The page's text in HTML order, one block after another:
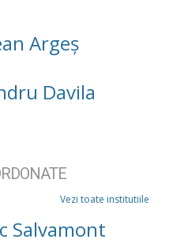
Argeș
Davila
Vezi toate institutiile
Salvamont